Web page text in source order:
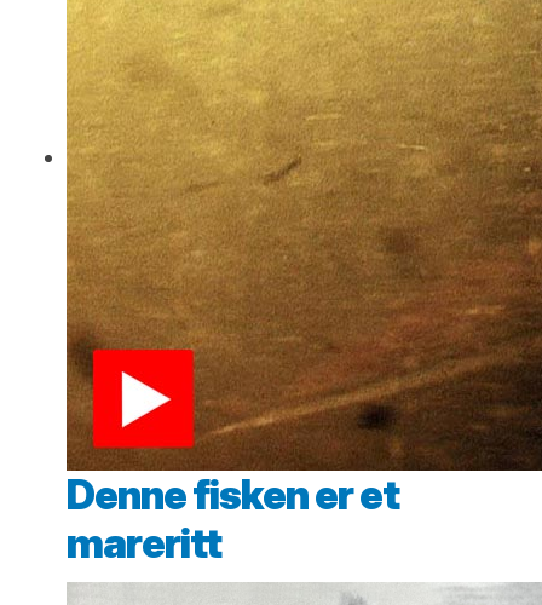
Denne fisken er et
mareritt